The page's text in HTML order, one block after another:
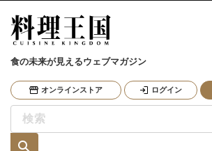
食の未来が見えるウェブマガジン
オンラインストア ログイン